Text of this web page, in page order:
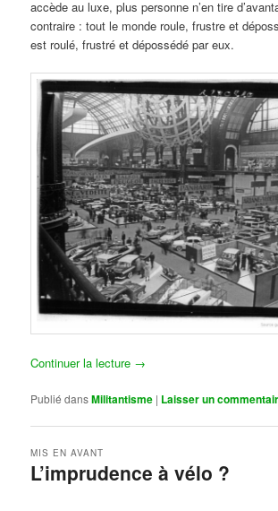
accède au luxe, plus personne n’en tire
contraire : tout le monde roule, frustre et
est roulé, frustré et dépossédé par eux.
Continuer la lecture →
Publié dansMilitantisme | Laisser un
L’imprudence à vélo ?
MIS EN AVANT